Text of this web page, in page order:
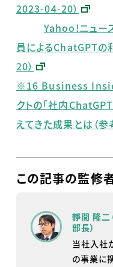
2023-04-20）
Yahoo!ニュー
員によるChatGPTの
20）
※16 Business
クトの｢社内
えてきた成果とは（
この記事の監修
靜間 隆二
部長）
当社入社
の事業に